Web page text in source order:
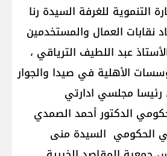
التنموية للغرفة السيدة رنا
نقابات العمال والمستخدمين
عبد اللطيف الترياقي ،
الأهلية في صيدا والجوار
رئيسا مجلسي ادارتي
الدكتور أحمد الصمدي
الحكومي السيدة منى